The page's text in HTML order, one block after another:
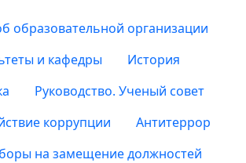
образовательной организации
и кафедры
История
Руководство. Ученый совет
коррупции
Антитеррор
на замещение должностей